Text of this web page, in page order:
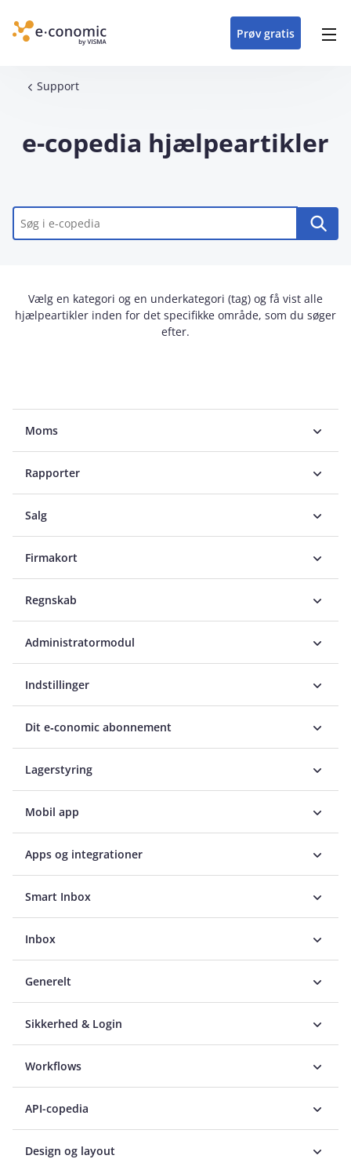
Header top menu
Prøv gratis
skræddersyet løsning
til din branche
e‑conomic
alle funktioner i
e‑conomic
e‑conomic
skræddersyede kurser
til administratorer
forhandler kan styrke
og vækste din
Brødkrumme
Support
e-copedia hjælpeartikler
Nøgleord
Vælg en kategori og en underkategori (tag) og få vist alle
hjælpeartikler inden for det specifikke område, som du søger
efter.
Moms
Rapporter
Salg
Firmakort
Regnskab
Administratormodul
Indstillinger
Dit e‑conomic abonnement
Lagerstyring
Mobil app
Apps og integrationer
Smart Inbox
Inbox
Generelt
Sikkerhed & Login
Workflows
API-copedia
Design og layout